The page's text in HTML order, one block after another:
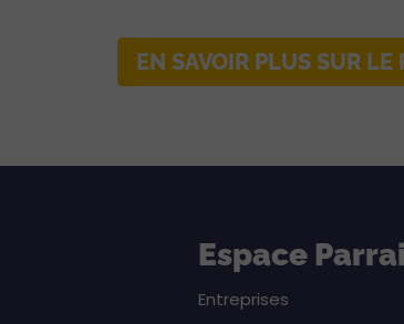
EN SAVOIR PLUS SUR LE
Espace
Entreprises